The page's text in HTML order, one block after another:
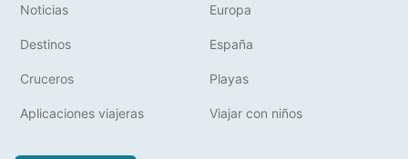
Noticias Europa
Destinos España
Cruceros Playas
Aplicaciones viajeras Viajar con niños